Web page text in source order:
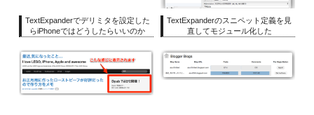
TextExpanderでデリミタを設定した
らiPhoneではどうしたらいいのか
TextExpanderのスニペット定義を見
直してモジュール化した